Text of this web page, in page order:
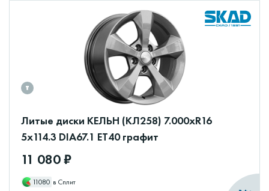
Литые диски КЕЛЬН (КЛ258) 7.000xR16
5x114.3 DIA67.1 ET40 графит
11 080 ₽
11080 в Сплит